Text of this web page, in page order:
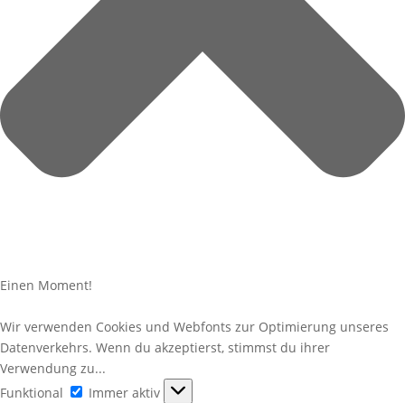
Einen Moment!
Wir verwenden Cookies und Webfonts zur Optimierung unseres
Datenverkehrs. Wenn du akzeptierst, stimmst du ihrer
Verwendung zu...
Funktional
Funktional
Immer aktiv